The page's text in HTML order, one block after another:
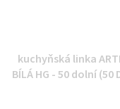
kuchyňská linka
BÍLÁ HG - 50 dolní (50